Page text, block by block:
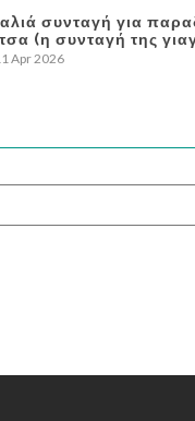
συνταγή για
(η συνταγή της
Apr 2026